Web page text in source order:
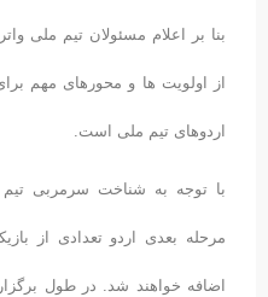
بنا بر اعلام مسئولان تیم ملی
از اولویت ها و محورهای مهم
اردوهای تیم ملی است.
مرحله بعدی اردو تعدادی از
اضافه خواهند شد. در طول